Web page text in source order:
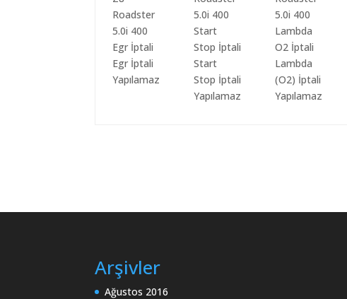
Egr İptali
Yapılamaz
Start
Stop İptali
Yapılamaz
Lambda
(O2) İptali
Yapılamaz
Arşivler
Ağustos 2016